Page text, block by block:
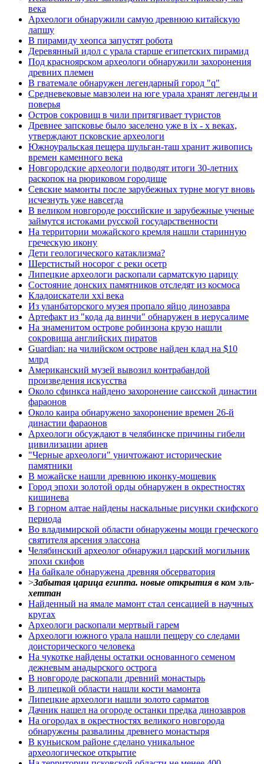
века
Археологи обнаружили самую древнюю китайскую
лапшу
В пирамиду хеопса запустят робота
Деревянный идол с урала старше египетских пирамид
Под красноярском археологи обнаружили захоронения
древних племен
В гватемале обнаружен легендарный город "q"
Средневековые мавзолеи на юге урала хранят легенды и
поверья
Остров сокровищ в чили притягивает туристов
Древнее запсковье было заселено уже в ix - x веках,
утверждают псковские археологи
Южноуральская пещера шульган-таш хранит живопись
времен каменного века
Новгородские археологи подводят итоги 30-летних
раскопок на рюриковом городище
Севские мамонты после зарубежных турне могут вновь
исчезнуть уже навсегда
В великом новгороде российские и зарубежные ученые
займутся истоками русской государственности
На территории можайского кремля нашли старинную
греческую икону
Дети геологического катаклизма?
Шерстистый носорог с реки осетр
Липецкие археологи раскопали сарматскую царицу
Состояние донских памятников отследят из космоса
Кладоискатели xxi века
Из уланбаторского музея пропало яйцо динозавра
Артефакт из "кода да винчи" обнаружен в иерусалиме
На знаменитом острове робинзона крузо нашли
сокровища английских пиратов
Guardian: на чилийском острове найден клад на $10
млрд
Американский музей вывозил контрабандой
произведения искусства
Около сфинкса найдено захоронение саисской династии
фараонов
Около каира обнаружено захоронение времен 26-й
династии фараонов
Археологи обсуждают в челябинске причины гибели
цивилизации ариев
"Черные археологи" уничтожают исторические
памятники
В можайске нашли древнюю иконку-мощевик
Город эпохи золотой орды обнаружен в окрестностях
кишинева
В горном алтае найдены наскальные рисунки скифского
периода
Во владимирской области обнаружены мощи греческого
святителя арсения элассона
Челябинский археолог обнаружил царский могильник
эпохи скифов
На байкале обнаружена древняя обсерватория
>Забытая царица египта. новые открытия в ком эль-
хеттан
Найденный на ямале мамонт стал сенсацией в научных
кругах
Археологи раскопали мертвый гарем
Археологи южного урала нашли пещеру со следами
доисторического человека
На чукотке найдены остатки основанного семеном
дежневым анадырского острога
В новгороде раскопали древний монастырь
В липецкой области нашли кости мамонта
Липецкие археологи нашли золото сарматов
Дачник нашел на огороде останки предка динозавров
На огородах в окрестностях великого новгорода
обнаружены развалины древнего монастыря
В куньиском районе сделано уникальное
археологическое открытие